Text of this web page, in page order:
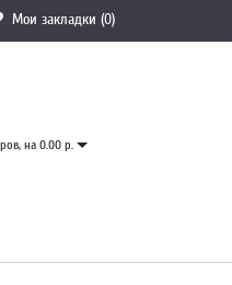
Мои закладки (0)
на 0.00 р.